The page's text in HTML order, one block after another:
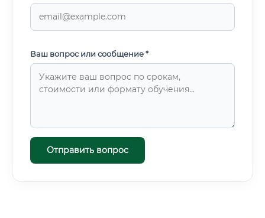
Ваш вопрос или сообщение *
Отправить вопрос